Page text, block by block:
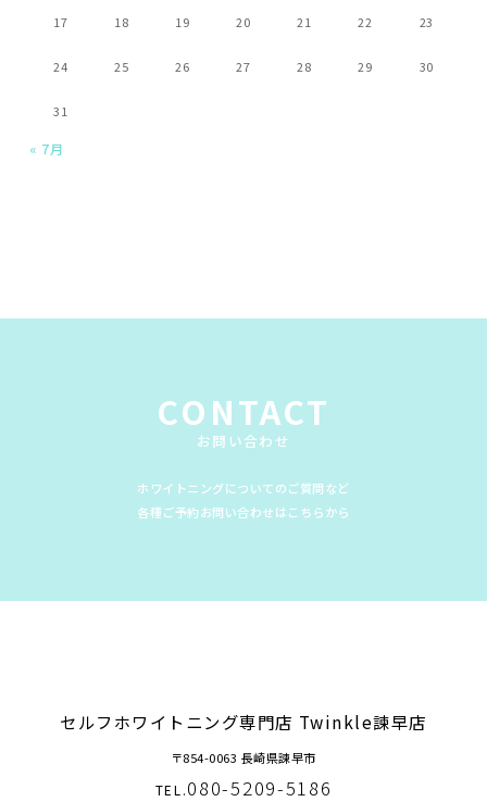
17 18 19 20 21 22 23
24 25 26 27 28 29 30
31
« 7月
CONTACT
お問い合わせ
ホワイトニングについてのご質問など
各種ご予約お問い合わせはこちらから
セルフホワイトニング専門店 Twinkle諫早店
〒854-0063 長崎県諫早市
TEL.080-5209-5186